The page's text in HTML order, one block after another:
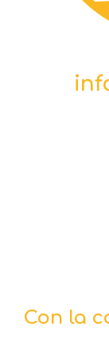
Con la